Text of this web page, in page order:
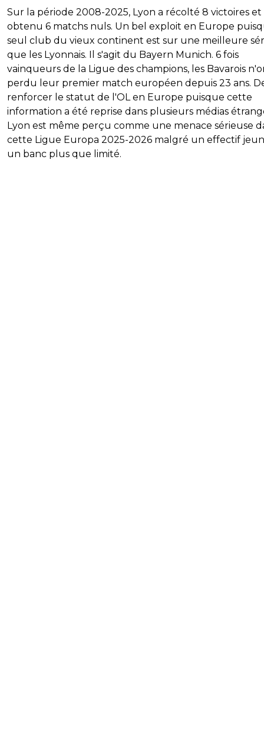
Sur la période 2008-2025, Lyon a récolté 8 victoires et
obtenu 6 matchs nuls. Un bel exploit en Europe
seul club du vieux continent est sur une meilleure
que les Lyonnais. Il s'agit du Bayern Munich. 6 fois
vainqueurs de la Ligue des champions, les Bavarois
perdu leur premier match européen depuis 23 ans.
renforcer le statut de l'OL en Europe puisque cette
information a été reprise dans plusieurs médias
Lyon est même perçu comme une menace sérieuse
cette Ligue Europa 2025-2026 malgré un effectif
un banc plus que limité.